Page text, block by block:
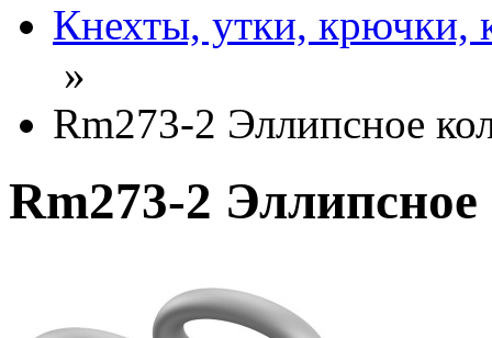
Кнехты, утки, крючки,
»
Rm273-2 Эллипсное
Rm273-2